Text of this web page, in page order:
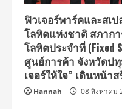
ฟิวเจอร์พาร์คและสเ
โลหิตแห่งชาติ สภาก
โลหิตประจำที่ (Fixed
ศูนย์การค้า จังหวัดป
เจอร์ให้ใจ” เดินหน้า
Hannah 08 สิงหาคม